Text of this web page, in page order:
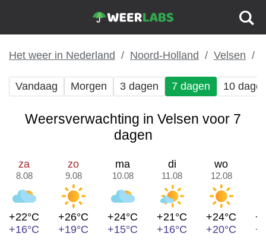
Het weer in Nederland Noord-Holland Velsen
Vandaag Morgen 3 dagen 7 dagen 10
Weersverwachting in Velsen voor 7
dagen
za
8.08
+22°C
+16°C
zo
9.08
+26°C
+19°C
ma
10.08
+24°C
+15°C
di
11.08
+21°C
+16°C
wo
12.08
+24°C
+20°C